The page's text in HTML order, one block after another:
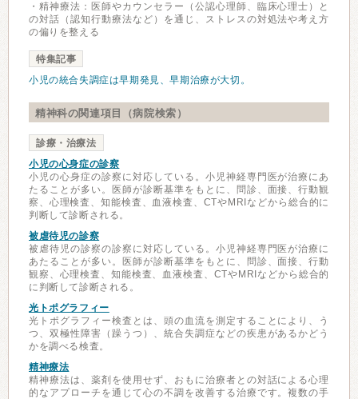
・精神療法：医師やカウンセラー（公認心理師、臨床心理士）と
の対話（認知行動療法など）を通じ、ストレスの対処法や考え方
の偏りを整える
特集記事
小児の統合失調症は早期発見、早期治療が大切。
精神科の関連項目（病院検索）
診療・治療法
小児の心身症の診察
小児の心身症の診察に対応している。小児神経専門医が治療にあ
たることが多い。医師が診断基準をもとに、問診、面接、行動観
察、心理検査、知能検査、血液検査、CTやMRIなどから総合的に
判断して診断される。
被虐待児の診察
被虐待児の診察の診察に対応している。小児神経専門医が治療に
あたることが多い。医師が診断基準をもとに、問診、面接、行動
観察、心理検査、知能検査、血液検査、CTやMRIなどから総合的
に判断して診断される。
光トポグラフィー
光トポグラフィー検査とは、頭の血流を測定することにより、う
つ、双極性障害（躁うつ）、統合失調症などの疾患があるかどう
かを調べる検査。
精神療法
精神療法は、薬剤を使用せず、おもに治療者との対話による心理
的なアプローチを通じて心の不調を改善する治療です。複数の手